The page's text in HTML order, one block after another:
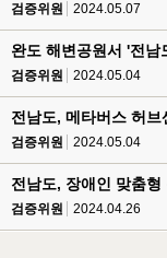
검증위원 2024.05.07
완도 해변공원서 '전
검증위원 2024.05.04
전남도, 메타버스 허브
검증위원 2024.05.04
전남도, 장애인 맞춤형
검증위원 2024.04.26